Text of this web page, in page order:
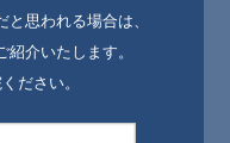
思われる場合は、
介いたします。
ださい。